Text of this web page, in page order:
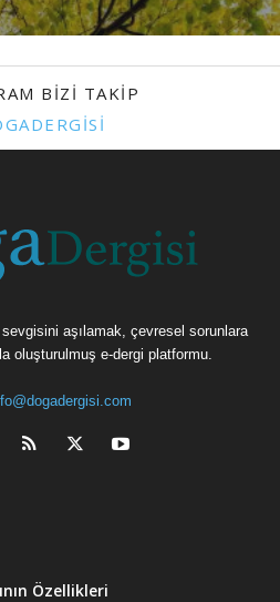
BIZI TAKIP
aşılamak, çevresel sorunlara
oluşturulmuş e-dergi platformu.
Özellikleri